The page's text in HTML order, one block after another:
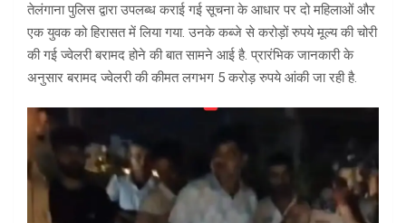
तेलंगाना पुलिस द्वारा उपलब्ध कराई गई सूचना के आधार पर दो महिलाओं और
एक युवक को हिरासत में लिया गया. उनके कब्जे से करोड़ों रुपये मूल्य की चोरी
की गई ज्वेलरी बरामद होने की बात सामने आई है. प्रारंभिक जानकारी के
अनुसार बरामद ज्वेलरी की कीमत लगभग 5 करोड़ रुपये आंकी जा रही है.